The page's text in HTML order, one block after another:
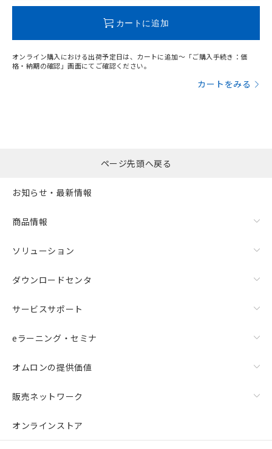
カートに追加
オンライン購入における出荷予定日は、カートに追加～「ご購入手続き：価
格・納期の確認」画面にてご確認ください。
カートをみる
ページ先頭へ戻る
お知らせ・最新情報
商品情報
ソリューション
ダウンロードセンタ
サービスサポート
eラーニング・セミナ
オムロンの提供価値
販売ネットワーク
オンラインストア